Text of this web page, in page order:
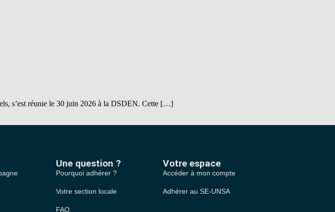
s’est réunie le 30 juin 2026 à la DSDEN. Cette […]
Une question ?
Pourquoi adhérer ?
Votre section locale
FAQ
Votre espace
Accéder à mon compte
Adhérer au SE-UNSA